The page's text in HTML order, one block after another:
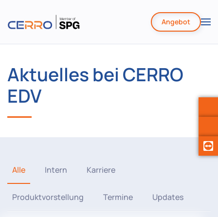
Zum
Angebot
Aktuelles bei CERRO
EDV
Alle Intern Karriere
Produktvorstellung Termine Updates